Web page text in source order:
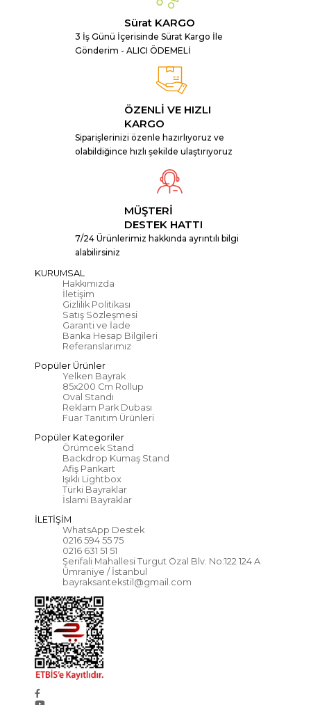
Sürat KARGO
3 İş Günü İçerisinde Sürat Kargo İle
Gönderim - ALICI ÖDEMELİ
ÖZENLİ VE HIZLI
KARGO
Siparişlerinizi özenle hazırlıyoruz ve
olabildiğince hızlı şekilde ulaştırıyoruz
MÜŞTERİ
DESTEK HATTI
7/24 Ürünlerimiz hakkında ayrıntılı bilgi
alabilirsiniz
KURUMSAL
Hakkımızda
İletişim
Gizlilik Politikası
Satış Sözleşmesi
Garanti ve İade
Banka Hesap Bilgileri
Referanslarımız
Popüler Ürünler
Yelken Bayrak
85x200 Cm Rollup
Oval Standı
Reklam Park Dubası
Fuar Tanıtım Ürünleri
Popüler Kategoriler
Örümcek Stand
Backdrop Kumaş Stand
Afiş Pankart
Işıklı Lightbox
Türki Bayraklar
İslami Bayraklar
İLETİŞİM
WhatsApp Destek
0216 594 55 75
0216 631 51 51
Şerifali Mahallesi Turgut Özal Blv. No:122 124 A
Ümraniye / İstanbul
bayraksantekstil@gmail.com